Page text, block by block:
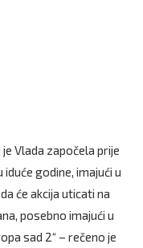
Vlada započela prije
godine, imajući u
će akcija uticati na
posebno imajući u
sad 2“ – rečeno je